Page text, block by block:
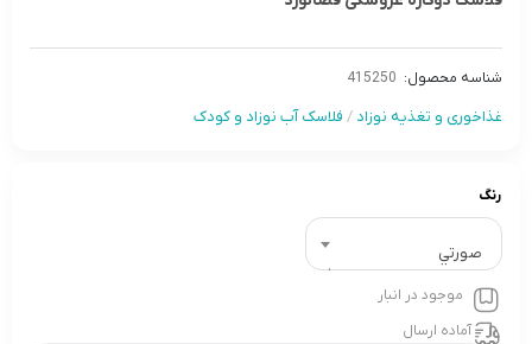
شناسه محصول: 415250
غذاخوری و تغذیه نوزاد / فلاسک آب نوزاد و کودک
رنگ
صورتي
موجود در انبار
آماده ارسال